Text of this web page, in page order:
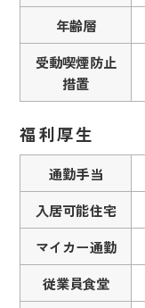
年齢層
受動喫煙防止
措置
福利厚生
通勤手当
入居可能住宅
マイカー通勤
従業員食堂